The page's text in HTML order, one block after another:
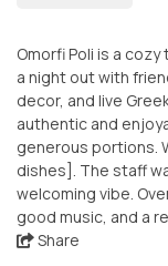
Omorfi Poli is a
a night out with
decor, and live
authentic and
generous portions.
dishes]. The staff
welcoming vibe.
good music, and a
Share